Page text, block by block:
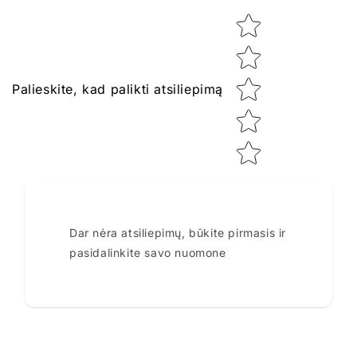
Palieskite, kad palikti atsiliepimą
Star rating
Dar nėra atsiliepimų, būkite pirmasis ir
pasidalinkite savo nuomone